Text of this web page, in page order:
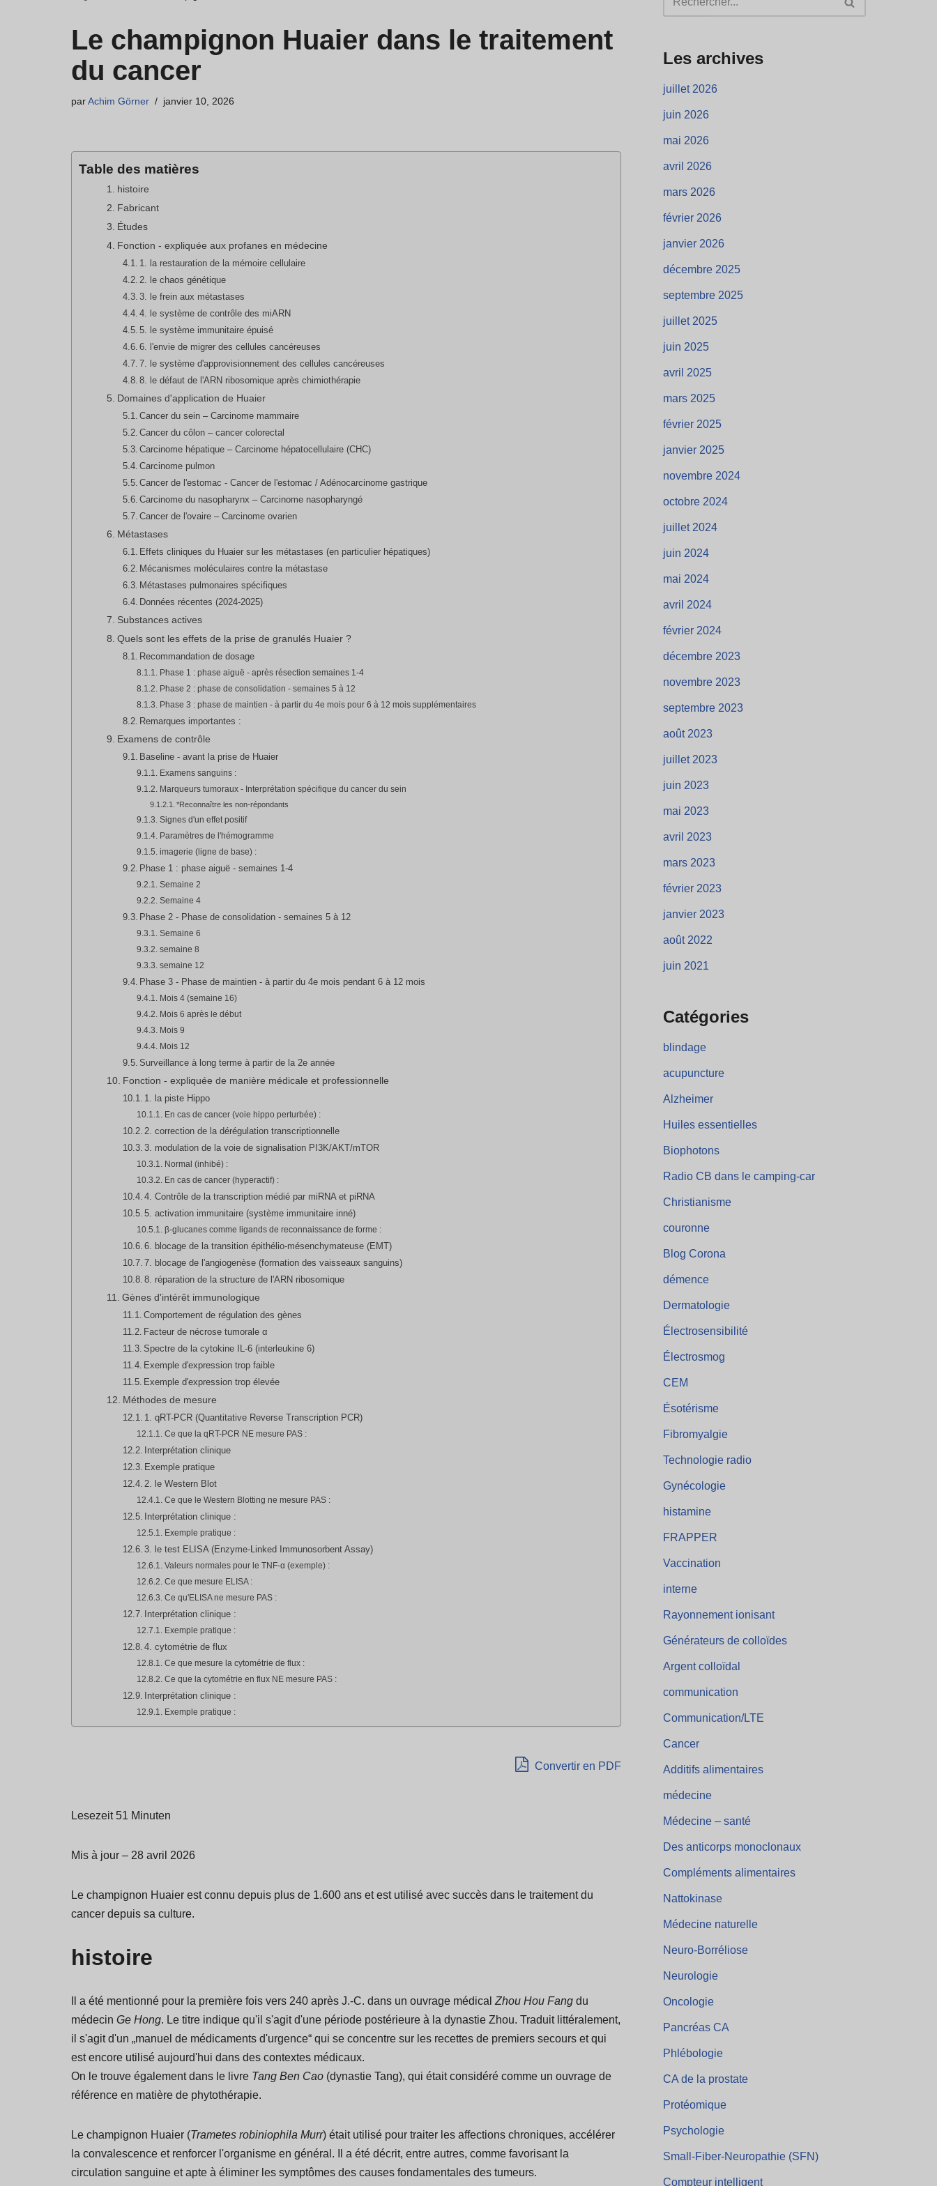
Le champignon Huaier dans le traitement
du cancer
parAchim Görner janvier 10, 2026
Table des matières
histoire
Fabricant
Études
Fonction - expliquée aux profanes en médecine
1. la restauration de la mémoire cellulaire
2. le chaos génétique
3. le frein aux métastases
4. le système de contrôle des miARN
5. le système immunitaire épuisé
6. l'envie de migrer des cellules cancéreuses
7. le système d'approvisionnement des cellules cancéreuses
8. le défaut de l'ARN ribosomique après chimiothérapie
Domaines d'application de Huaier
Cancer du sein – Carcinome mammaire
Cancer du côlon – cancer colorectal
Carcinome hépatique – Carcinome hépatocellulaire (CHC)
Carcinome pulmon
Cancer de l'estomac - Cancer de l'estomac / Adénocarcinome gastrique
Carcinome du nasopharynx – Carcinome nasopharyngé
Cancer de l'ovaire – Carcinome ovarien
Métastases
Effets cliniques du Huaier sur les métastases (en particulier hépatiques)
Mécanismes moléculaires contre la métastase
Métastases pulmonaires spécifiques
Données récentes (2024-2025)
Substances actives
Quels sont les effets de la prise de granulés Huaier ?
Recommandation de dosage
Phase 1 : phase aiguë - après résection semaines 1-4
Phase 2 : phase de consolidation - semaines 5 à 12
Phase 3 : phase de maintien - à partir du 4e mois pour 6 à 12 mois supplémentaires
Remarques importantes :
Examens de contrôle
Baseline - avant la prise de Huaier
Examens sanguins :
Marqueurs tumoraux - Interprétation spécifique du cancer du sein
*Reconnaître les non-répondants
Signes d'un effet positif
Paramètres de l'hémogramme
imagerie (ligne de base) :
Phase 1 : phase aiguë - semaines 1-4
Semaine 2
Semaine 4
Phase 2 - Phase de consolidation - semaines 5 à 12
Semaine 6
semaine 8
semaine 12
Phase 3 - Phase de maintien - à partir du 4e mois pendant 6 à 12 mois
Mois 4 (semaine 16)
Mois 6 après le début
Mois 9
Mois 12
Surveillance à long terme à partir de la 2e année
Fonction - expliquée de manière médicale et professionnelle
1. la piste Hippo
En cas de cancer (voie hippo perturbée) :
2. correction de la dérégulation transcriptionnelle
3. modulation de la voie de signalisation PI3K/AKT/mTOR
Normal (inhibé) :
En cas de cancer (hyperactif) :
4. Contrôle de la transcription médié par miRNA et piRNA
5. activation immunitaire (système immunitaire inné)
β-glucanes comme ligands de reconnaissance de forme :
6. blocage de la transition épithélio-mésenchymateuse (EMT)
7. blocage de l'angiogenèse (formation des vaisseaux sanguins)
8. réparation de la structure de l'ARN ribosomique
Gènes d'intérêt immunologique
Comportement de régulation des gènes
Facteur de nécrose tumorale α
Spectre de la cytokine IL-6 (interleukine 6)
Exemple d'expression trop faible
Exemple d'expression trop élevée
Méthodes de mesure
1. qRT-PCR (Quantitative Reverse Transcription PCR)
Ce que la qRT-PCR NE mesure PAS :
Interprétation clinique
Exemple pratique
2. le Western Blot
Ce que le Western Blotting ne mesure PAS :
Interprétation clinique :
Exemple pratique :
3. le test ELISA (Enzyme-Linked Immunosorbent Assay)
Valeurs normales pour le TNF-α (exemple) :
Ce que mesure ELISA :
Ce qu'ELISA ne mesure PAS :
Interprétation clinique :
Exemple pratique :
4. cytométrie de flux
Ce que mesure la cytométrie de flux :
Ce que la cytométrie en flux NE mesure PAS :
Interprétation clinique :
Exemple pratique :
Convertir en PDF
Lesezeit 51 Minuten
Mis à jour – 28 avril 2026
Le champignon Huaier est connu depuis plus de 1.600 ans et est utilisé avec succès dans le traitement du
cancer depuis sa culture.
histoire
Il a été mentionné pour la première fois vers 240 après J.-C. dans un ouvrage médical Zhou Hou Fang du
médecin Ge Hong. Le titre indique qu'il s'agit d'une période postérieure à la dynastie Zhou. Traduit littéralement,
il s'agit d'un „manuel de médicaments d'urgence“ qui se concentre sur les recettes de premiers secours et qui
est encore utilisé aujourd'hui dans des contextes médicaux.
On le trouve également dans le livre Tang Ben Cao (dynastie Tang), qui était considéré comme un ouvrage de
référence en matière de phytothérapie.
Le champignon Huaier (Trametes robiniophila Murr) était utilisé pour traiter les affections chroniques, accélérer
la convalescence et renforcer l'organisme en général. Il a été décrit, entre autres, comme favorisant la
circulation sanguine et apte à éliminer les symptômes des causes fondamentales des tumeurs.
Les archives
juillet 2026
juin 2026
mai 2026
avril 2026
mars 2026
février 2026
janvier 2026
décembre 2025
septembre 2025
juillet 2025
juin 2025
avril 2025
mars 2025
février 2025
janvier 2025
novembre 2024
octobre 2024
juillet 2024
juin 2024
mai 2024
avril 2024
février 2024
décembre 2023
novembre 2023
septembre 2023
août 2023
juillet 2023
juin 2023
mai 2023
avril 2023
mars 2023
février 2023
janvier 2023
août 2022
juin 2021
Catégories
blindage
acupuncture
Alzheimer
Huiles essentielles
Biophotons
Radio CB dans le camping-car
Christianisme
couronne
Blog Corona
démence
Dermatologie
Électrosensibilité
Électrosmog
CEM
Ésotérisme
Fibromyalgie
Technologie radio
Gynécologie
histamine
FRAPPER
Vaccination
interne
Rayonnement ionisant
Générateurs de colloïdes
Argent colloïdal
communication
Communication/LTE
Cancer
Additifs alimentaires
médecine
Médecine – santé
Des anticorps monoclonaux
Compléments alimentaires
Nattokinase
Médecine naturelle
Neuro-Borréliose
Neurologie
Oncologie
Pancréas CA
Phlébologie
CA de la prostate
Protéomique
Psychologie
Small-Fiber-Neuropathie (SFN)
Compteur intelligent